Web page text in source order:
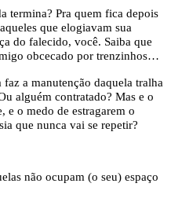
termina? Pra quem fica depois
que elogiavam sua
do falecido, você. Saiba que
obcecado por trenzinhos…
a manutenção daquela tralha
alguém contratado? Mas e o
e o medo de estragarem o
que nunca vai se repetir?
não ocupam (o seu) espaço